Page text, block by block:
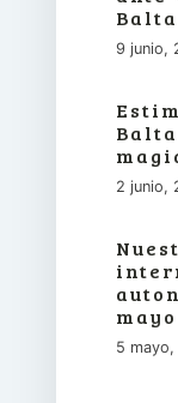
9 junio,
2 junio,
mayo
5